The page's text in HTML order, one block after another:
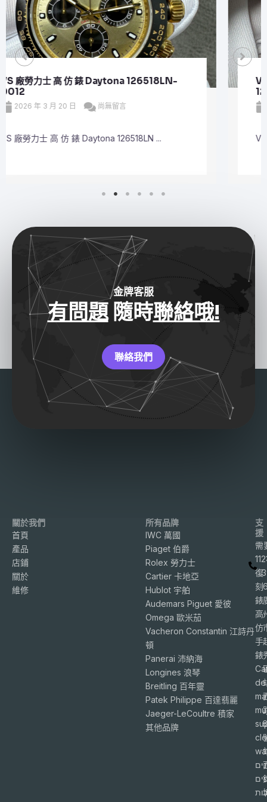
VS 廠勞力士 頂級 復刻 錶 Submariner Date
2026 年 3 月 20 日
VS 廠勞力士 頂級 復刻 錶 Submariner Dat ...
金牌客服
有問題隨時聯絡哦!
聯絡我們
關於我們
首頁
產品
店鋪
關於
維修
所有品牌
IWC 萬國
Piaget 伯爵
Rolex 勞力士
Cartier 卡地亞
Hublot 宇舶
Audemars Piguet 愛彼
Omega 歐米茄
Vacheron Constantin 江詩丹
頓
Panerai 沛納海
Longines 浪琴
Breitling 百年靈
Patek Philippe 百達翡麗
Jaeger-LeCoultre 積家
其他品牌
支
援
需
復
刻
錶
高
仿
手
錶
de